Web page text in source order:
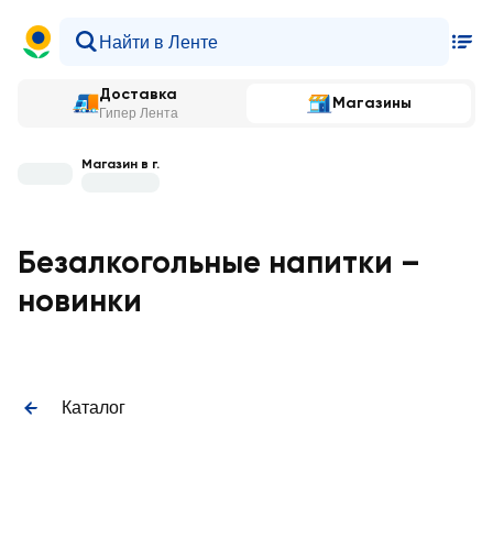
Доставка
Гипер Лента
Магазины
Магазин в г.
Безалкогольные напитки –
новинки
Каталог